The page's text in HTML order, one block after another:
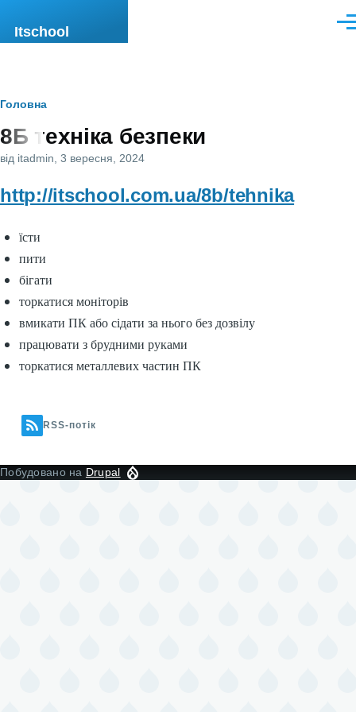
Itschool
Рядок
навіґації
Головна
8Б техніка безпеки
від itadmin , 3 вересня, 2024
http://itschool.com.ua/8b/tehnika
їсти
пити
бігати
торкатися моніторів
вмикати ПК або сідати за нього без дозвілу
працювати з брудними руками
торкатися металлевих частин ПК
RSS-потік
Побудовано на Drupal